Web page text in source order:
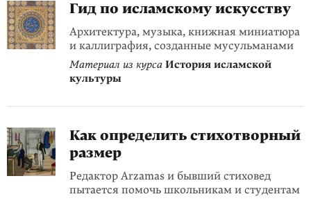
Гид по исламскому искусству
Архитектура, музыка, книжная миниатюра
и каллиграфия, созданные мусульманами
Материал из курса История исламской
культуры
Как определить стихотворный
размер
Редактор Arzamas и бывший стиховед
пытается помочь школьникам и студентам